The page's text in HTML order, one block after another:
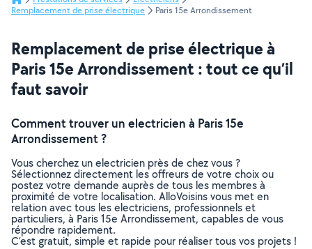
Remplacement de prise électrique
Paris 15e Arrondissement
Remplacement de prise électrique à
Paris 15e Arrondissement : tout ce qu’il
faut savoir
Comment trouver un electricien à Paris 15e
Arrondissement ?
Vous cherchez un electricien près de chez vous ?
Sélectionnez directement les offreurs de votre choix ou
postez votre demande auprès de tous les membres à
proximité de votre localisation. AlloVoisins vous met en
relation avec tous les electriciens, professionnels et
particuliers, à Paris 15e Arrondissement, capables de vous
répondre rapidement.
C’est gratuit, simple et rapide pour réaliser tous vos projets !